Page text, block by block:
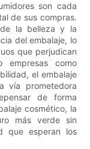
son cada
de sus compras.
la belleza y la
del embalaje, lo
que perjudican
empresas como
el embalaje
vía prometedora
de forma
cosmético, la
más verde sin
que esperan los